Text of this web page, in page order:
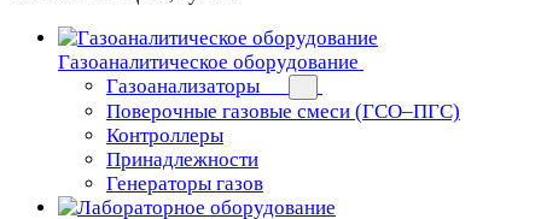
Газоаналитическое оборудование
Газоанализаторы
Поверочные газовые смеси (ГСО–ПГС)
Контроллеры
Принадлежности
Генераторы газов